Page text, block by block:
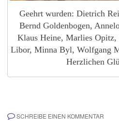
Geehrt wurden: Dietrich
Bernd Goldenbogen,
Klaus Heine, Marlies Opitz,
Libor, Minna Byl,
Herzlichen
SCHREIBE EINEN KOMMENTAR